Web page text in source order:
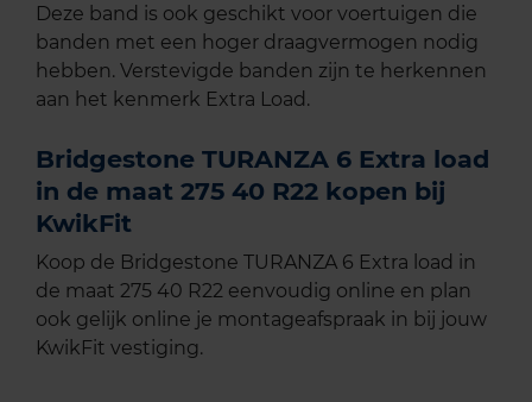
Deze band is ook geschikt voor voertuigen die
banden met een hoger draagvermogen nodig
hebben. Verstevigde banden zijn te herkennen
aan het kenmerk Extra Load.
Bridgestone TURANZA 6 Extra load
in de maat 275 40 R22 kopen bij
KwikFit
Koop de Bridgestone TURANZA 6 Extra load in
de maat 275 40 R22 eenvoudig online en plan
ook gelijk online je montageafspraak in bij jouw
KwikFit vestiging.